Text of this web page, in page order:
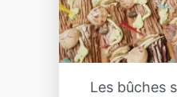
Les bûches